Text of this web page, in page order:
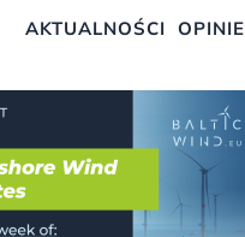
AKTUALNOŚCI OPINIE